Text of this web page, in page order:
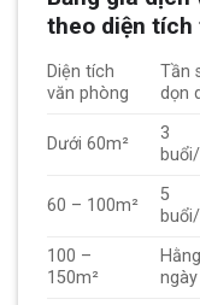
theo diện tích
Diện tích
văn phòng
Tần
dọn
Dưới 60m²
3
60 – 100m²
5
100 –
150m²
Hằng
ngày